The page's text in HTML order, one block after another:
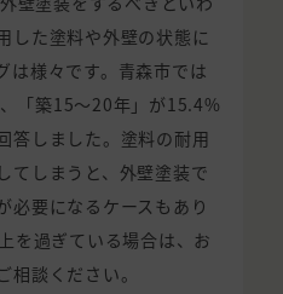
した塗料や外壁の状態に
は様々です。青森市では
「築15〜20年」が15.4%
答しました。塗料の耐用
てしまうと、外壁塗装で
必要になるケースもあり
を過ぎている場合は、お
相談ください。